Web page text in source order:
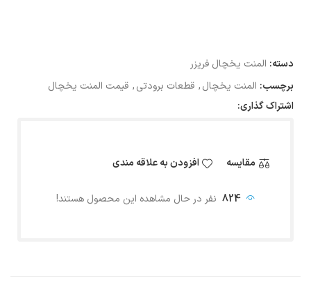
دسته: المنت یخچال فریزر
برچسب: المنت یخچال, قطعات برودتی, قیمت المنت یخچال
اشتراک گذاری:
مقایسه افزودن به علاقه مندی
824 نفر در حال مشاهده این محصول هستند!